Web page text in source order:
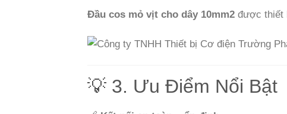
Đầu cos mỏ vịt cho dây 10mm2 được thiết
💡 3. Ưu Điểm Nổi Bật